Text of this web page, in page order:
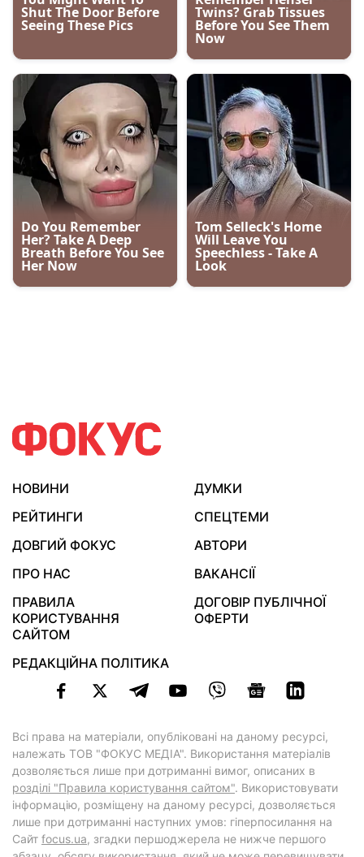
НОВИНИ
ДУМКИ
РЕЙТИНГИ
СПЕЦТЕМИ
ДОВГИЙ ФОКУС
АВТОРИ
ПРО НАС
ВАКАНСІЇ
ПРАВИЛА
КОРИСТУВАННЯ
САЙТОМ
ДОГОВІР ПУБЛІЧНОЇ
ОФЕРТИ
РЕДАКЦІЙНА ПОЛІТИКА
Всі права на матеріали, опубліковані на даному ресурсі,
належать ТОВ "ФОКУС МЕДІА". Використання матеріалів
дозволяється лише при дотриманні вимог, описаних в
розділі "Правила користування сайтом". Використовувати
інформацію, розміщену на даному ресурсі, дозволяється
лише при дотриманні наступних умов: гіперпосилання на
Cайт focus.ua, згадки першоджерела не нижче першого